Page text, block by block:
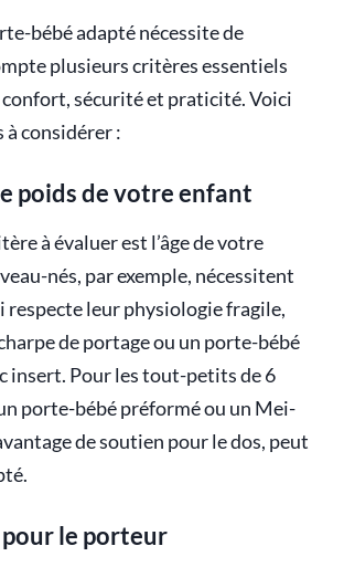
bébé adapté nécessite de
plusieurs critères essentiels
sécurité et praticité. Voici
à considérer :
le poids de votre enfant
à évaluer est l’âge de votre
nés, par exemple, nécessitent
respecte leur physiologie fragile,
de portage ou un porte-bébé
insert. Pour les tout-petits de 6
porte-bébé préformé ou un Mei-
de soutien pour le dos, peut
le porteur